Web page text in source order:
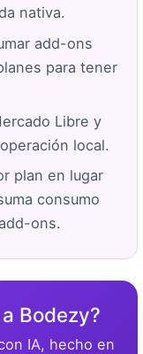
nativa.
add-ons
para tener
Libre y
local.
plan en lugar
consumo
ons.
Bodezy?
IA, hecho en